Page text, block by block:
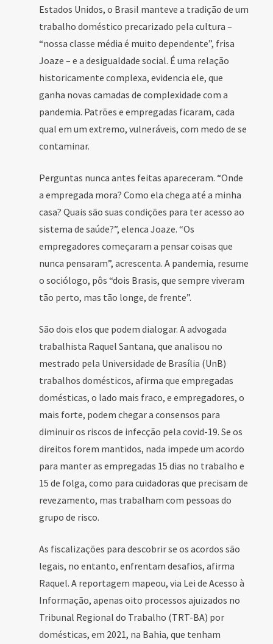
Estados Unidos, o Brasil manteve a tradição de um
trabalho doméstico precarizado pela cultura –
“nossa classe média é muito dependente”, frisa
Joaze – e a desigualdade social. É uma relação
historicamente complexa, evidencia ele, que
ganha novas camadas de complexidade com a
pandemia. Patrões e empregadas ficaram, cada
qual em um extremo, vulneráveis, com medo de se
contaminar.
Perguntas nunca antes feitas apareceram. “Onde
a empregada mora? Como ela chega até a minha
casa? Quais são suas condições para ter acesso ao
sistema de saúde?”, elenca Joaze. “Os
empregadores começaram a pensar coisas que
nunca pensaram”, acrescenta. A pandemia, resume
o sociólogo, pôs “dois Brasis, que sempre viveram
tão perto, mas tão longe, de frente”.
São dois elos que podem dialogar. A advogada
trabalhista Raquel Santana, que analisou no
mestrado pela Universidade de Brasília (UnB)
trabalhos domésticos, afirma que empregadas
domésticas, o lado mais fraco, e empregadores, o
mais forte, podem chegar a consensos para
diminuir os riscos de infecção pela covid-19. Se os
direitos forem mantidos, nada impede um acordo
para manter as empregadas 15 dias no trabalho e
15 de folga, como para cuidadoras que precisam de
revezamento, mas trabalham com pessoas do
grupo de risco.
As fiscalizações para descobrir se os acordos são
legais, no entanto, enfrentam desafios, afirma
Raquel. A reportagem mapeou, via Lei de Acesso à
Informação, apenas oito processos ajuizados no
Tribunal Regional do Trabalho (TRT-BA) por
domésticas, em 2021, na Bahia, que tenham